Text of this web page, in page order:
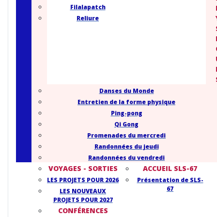
Filalapatch
Reliure
I
Danses du Monde
Entretien de la forme physique
Ping-pong
Qi Gong
Promenades du mercredi
Randonnées du jeudi
Randonnées du vendredi
VOYAGES - SORTIES
LES PROJETS POUR 2026
LES NOUVEAUX
PROJETS POUR 2027
CONFÉRENCES
ACCUEIL SLS-67
Présentation de SLS-
67